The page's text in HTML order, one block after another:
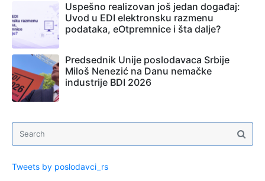
Uspešno realizovan još jedan događaj:
Uvod u EDI elektronsku razmenu
podataka, eOtpremnice i šta dalje?
Predsednik Unije poslodavaca Srbije
Miloš Nenezić na Danu nemačke
industrije BDI 2026
Tweets by poslodavci_rs